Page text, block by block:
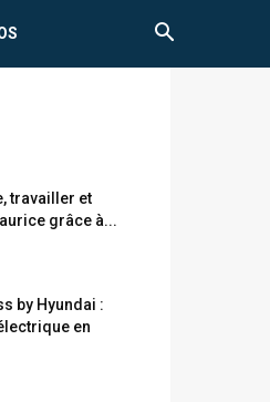
travailler et
grâce à...
by Hyundai :
en